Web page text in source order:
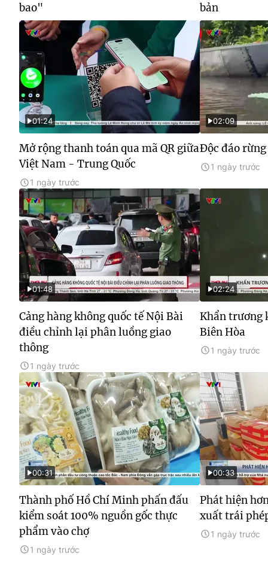
bao"
bản
01:24
Mở rộng thanh toán qua mã QR giữa
Việt Nam - Trung Quốc
1 ngày trước
02:09
Độc đáo
1 ngày trước
01:48
Cảng hàng không quốc tế Nội Bài
điều chỉnh lại phân luồng giao
thông
1 ngày trước
02:24
Khẩn trương
Biên Hòa
1 ngày trước
00:31
Thành phố Hồ Chí Minh phấn đấu
kiểm soát 100% nguồn gốc thực
phẩm vào chợ
1 ngày trước
00:33
Phát hiện
xuất trái
1 ngày trước